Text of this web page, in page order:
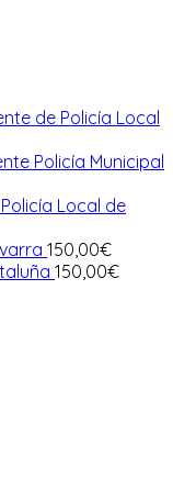
de Policía Local
Policía Municipal
Local de
150,00€
150,00€